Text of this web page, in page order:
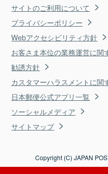
サイトのご利用について
プライバシーポリシー
Webアクセシビリティ方針
お客さま本位の業務運営に関
勧誘方針
カスタマーハラスメントに関
日本郵便公式アプリ一覧
ソーシャルメディア
サイトマップ
Copyright (C) JAPAN